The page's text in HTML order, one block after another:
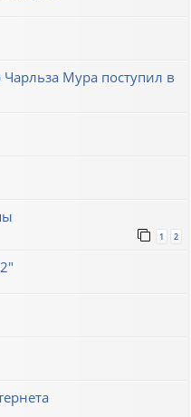
Мура поступил в
1 2